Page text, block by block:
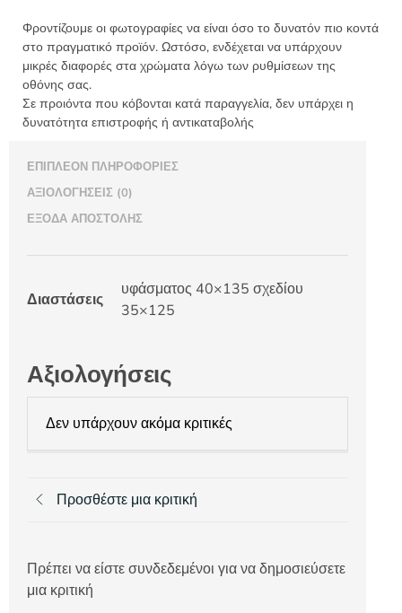
ποσότητα
Φροντίζουμε οι φωτογραφίες να είναι όσο το δυνατόν πιο κοντά
στο πραγματικό προϊόν. Ωστόσο, ενδέχεται να υπάρχουν
μικρές διαφορές στα χρώματα λόγω των ρυθμίσεων της
οθόνης σας.
Σε προιόντα που κόβονται κατά παραγγελία, δεν υπάρχει η
δυνατότητα επιστροφής ή αντικαταβολής
ΕΠΙΠΛΈΟΝ ΠΛΗΡΟΦΟΡΊΕΣ
ΑΞΙΟΛΟΓΉΣΕΙΣ (0)
ΈΞΟΔΑ ΑΠΟΣΤΟΛΉΣ
Διαστάσεις
υφάσματος 40×135 σχεδίου
35×125
Αξιολογήσεις
Δεν υπάρχουν ακόμα κριτικές
Προσθέστε μια κριτική
Πρέπει να είστε συνδεδεμένοι για να δημοσιεύσετε
μια κριτική